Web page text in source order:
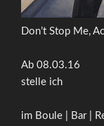
Don’t Stop Me,
Ab 08.03.16
stelle ich
im Boule | Bar |